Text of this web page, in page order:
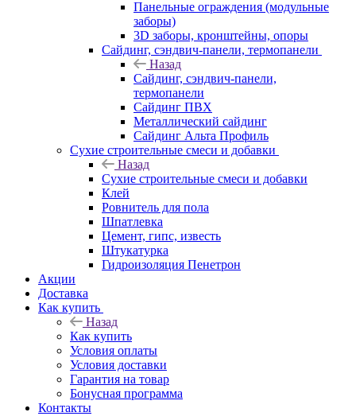
Панельные ограждения (модульные
заборы)
3D заборы, кронштейны, опоры
Cайдинг, сэндвич-панели, термопанели
Назад
Cайдинг, сэндвич-панели,
термопанели
Сайдинг ПВХ
Металлический сайдинг
Сайдинг Альта Профиль
Сухие строительные смеси и добавки
Назад
Сухие строительные смеси и добавки
Клей
Ровнитель для пола
Шпатлевка
Цемент, гипс, известь
Штукатурка
Гидроизоляция Пенетрон
Акции
Доставка
Как купить
Назад
Как купить
Условия оплаты
Условия доставки
Гарантия на товар
Бонусная программа
Контакты